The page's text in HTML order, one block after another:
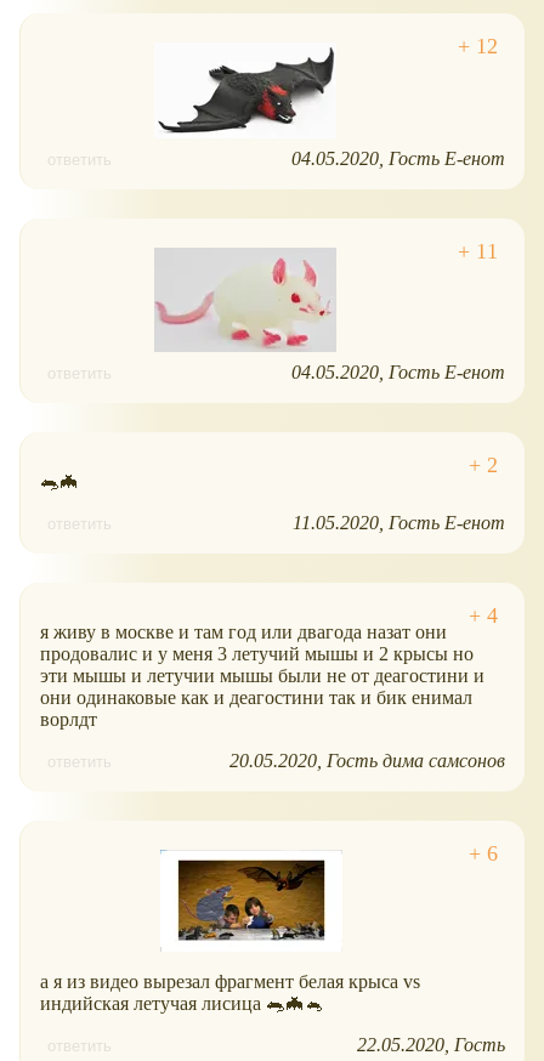
ответить 04.05.2020 Гость Е-енот
ответить 04.05.2020 Гость Е-енот
🐀🦇
ответить 11.05.2020 Гость Е-енот
я живу в москве и там год или двагода назат они
продовалис и у меня 3 летучий мышы и 2 крысы но
эти мышы и летучии мышы были не от деагостини и
они одинаковые как и деагостини так и бик енимал
ворлдт
ответить 20.05.2020 Гость дима самсонов
а я из видео вырезал фрагмент белая крыса vs
индийская летучая лисица 🐀🦇🐁
ответить 22.05.2020 Гость